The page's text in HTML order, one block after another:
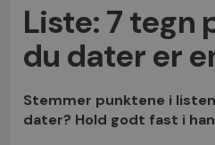
Liste: 7 tegn
du dater er
Stemmer punktene i
dater? Hold godt fast i